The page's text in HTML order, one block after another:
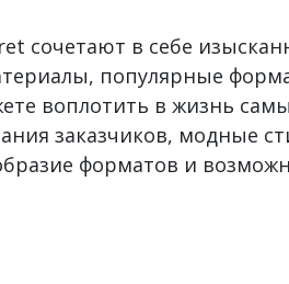
сочетают в себе
популярные
воплотить в жизнь
заказчиков, модные
форматов и